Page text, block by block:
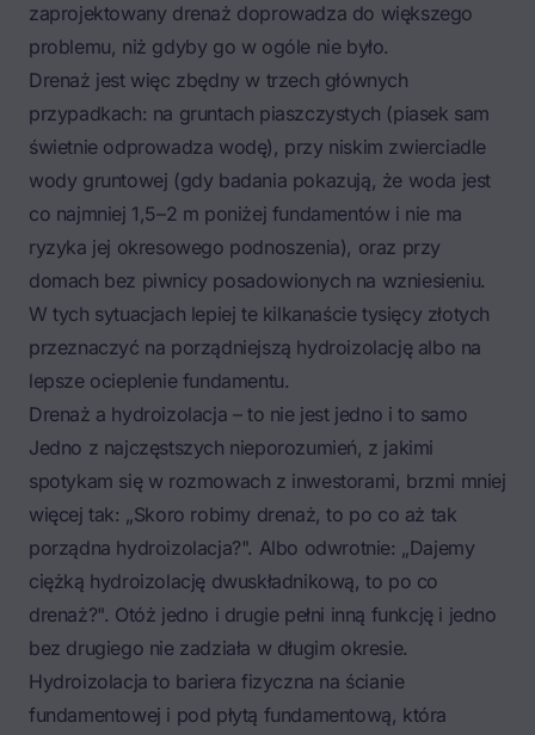
zaprojektowany drenaż doprowadza do większego
problemu, niż gdyby go w ogóle nie było.
Drenaż jest więc zbędny w trzech głównych
przypadkach: na gruntach piaszczystych (piasek sam
świetnie odprowadza wodę), przy niskim zwierciadle
wody gruntowej (gdy badania pokazują, że woda jest
co najmniej 1,5–2 m poniżej fundamentów i nie ma
ryzyka jej okresowego podnoszenia), oraz przy
domach bez piwnicy posadowionych na wzniesieniu.
W tych sytuacjach lepiej te kilkanaście tysięcy złotych
przeznaczyć na porządniejszą hydroizolację albo na
lepsze ocieplenie fundamentu.
Drenaż a hydroizolacja – to nie jest jedno i to samo
Jedno z najczęstszych nieporozumień, z jakimi
spotykam się w rozmowach z inwestorami, brzmi mniej
więcej tak: „Skoro robimy drenaż, to po co aż tak
porządna hydroizolacja?". Albo odwrotnie: „Dajemy
ciężką hydroizolację dwuskładnikową, to po co
drenaż?". Otóż jedno i drugie pełni inną funkcję i jedno
bez drugiego nie zadziała w długim okresie.
Hydroizolacja to bariera fizyczna na ścianie
fundamentowej i pod płytą fundamentową, która